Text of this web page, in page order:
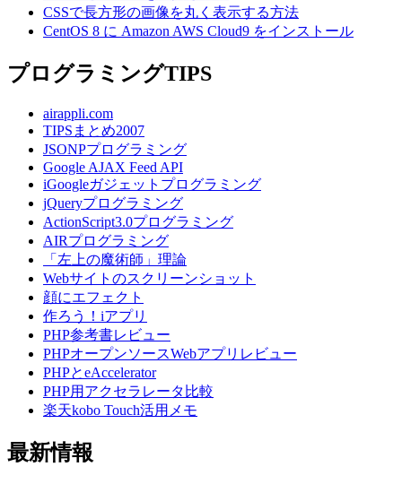
CSSで長方形の画像を丸く表示する方法
CentOS 8 に Amazon AWS Cloud9 をインストール
プログラミングTIPS
airappli.com
TIPSまとめ2007
JSONPプログラミング
Google AJAX Feed API
iGoogleガジェットプログラミング
jQueryプログラミング
ActionScript3.0プログラミング
AIRプログラミング
「左上の魔術師」理論
Webサイトのスクリーンショット
顔にエフェクト
作ろう！iアプリ
PHP参考書レビュー
PHPオープンソースWebアプリレビュー
PHPとeAccelerator
PHP用アクセラレータ比較
楽天kobo Touch活用メモ
最新情報